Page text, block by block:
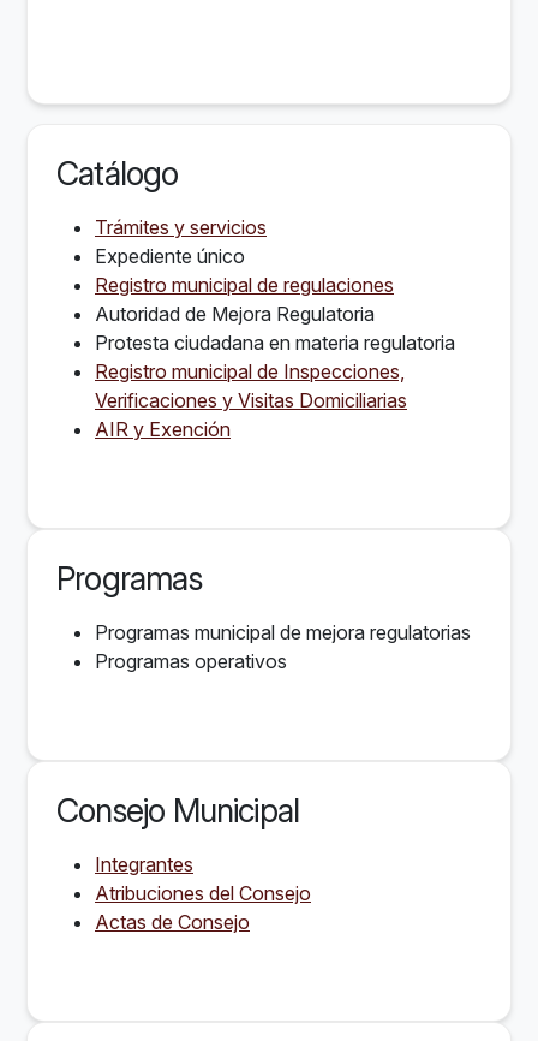
Catálogo
Trámites y servicios
Expediente único
Registro municipal de regulaciones
Autoridad de Mejora Regulatoria
Protesta ciudadana en materia regulatoria
Registro municipal de Inspecciones,
Verificaciones y Visitas Domiciliarias
AIR y Exención
Programas
Programas municipal de mejora regulatorias
Programas operativos
Consejo Municipal
Integrantes
Atribuciones del Consejo
Actas de Consejo